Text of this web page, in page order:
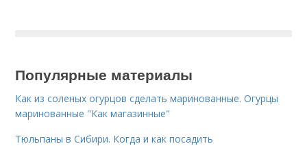
Популярные материалы
Как из соленых огурцов сделать маринованные. Огурцы
маринованные "Как магазинные"
Тюльпаны в Сибири. Когда и как посадить